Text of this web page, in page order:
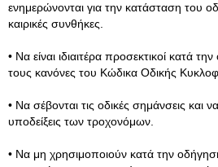
ενημερώνονται για την κατάσταση του
καιρικές συνθήκες.
• Να είναι ιδιαιτέρα προσεκτικοί κατά
τους κανόνες του Κώδικα Οδικής
• Να σέβονται τις οδικές σημάνσεις και
υποδείξεις των τροχονόμων.
• Να μη χρησιμοποιούν κατά την